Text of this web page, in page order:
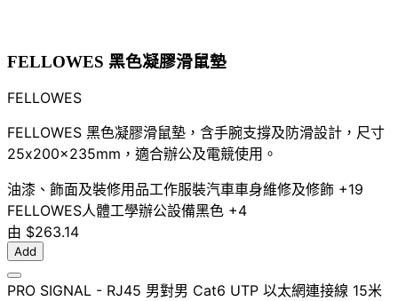
FELLOWES 黑色凝膠滑鼠墊
FELLOWES
FELLOWES 黑色凝膠滑鼠墊，含手腕支撐及防滑設計，尺寸
25x200x235mm，適合辦公及電競使用。
油漆、飾面及裝修用品工作服裝汽車車身維修及修飾 +19
FELLOWES人體工學辦公設備黑色 +4
由 $263.14
Add
PRO SIGNAL - RJ45 男對男 Cat6 UTP 以太網連接線 15米